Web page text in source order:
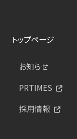
トップページ
お知らせ
PRTIMES
採用情報